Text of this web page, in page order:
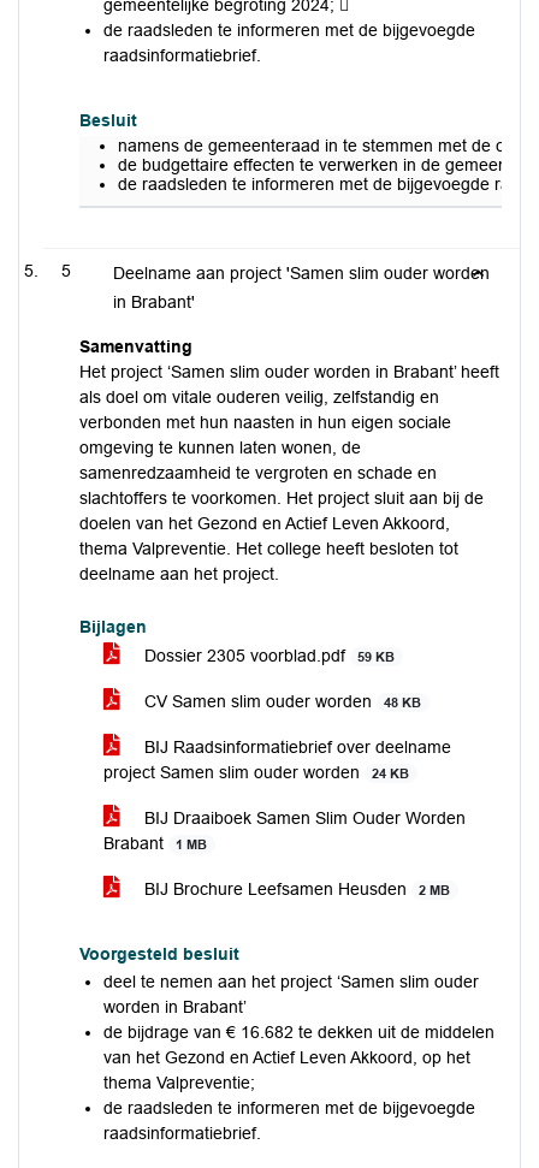
gemeentelijke begroting 2024; 
de raadsleden te informeren met de bijgevoegde
raadsinformatiebrief.
Besluit
namens de gemeenteraad in te stemmen met de
de budgettaire effecten te verwerken in de
de raadsleden te informeren met de bijgevoegde
5
Deelname aan project 'Samen slim ouder worden
in Brabant'
Samenvatting
Het project ‘Samen slim ouder worden in Brabant’ heeft
als doel om vitale ouderen veilig, zelfstandig en
verbonden met hun naasten in hun eigen sociale
omgeving te kunnen laten wonen, de
samenredzaamheid te vergroten en schade en
slachtoffers te voorkomen. Het project sluit aan bij de
doelen van het Gezond en Actief Leven Akkoord,
thema Valpreventie. Het college heeft besloten tot
deelname aan het project.
Bijlagen
Dossier 2305 voorblad.pdf
59 KB
CV Samen slim ouder worden 48 KB
BIJ Raadsinformatiebrief over deelname
project Samen slim ouder worden
24 KB
BIJ Draaiboek Samen Slim Ouder Worden
Brabant
1 MB
BIJ Brochure Leefsamen Heusden 2 MB
Voorgesteld besluit
deel te nemen aan het project ‘Samen slim ouder
worden in Brabant’
de bijdrage van € 16.682 te dekken uit de middelen
van het Gezond en Actief Leven Akkoord, op het
thema Valpreventie;
de raadsleden te informeren met de bijgevoegde
raadsinformatiebrief.